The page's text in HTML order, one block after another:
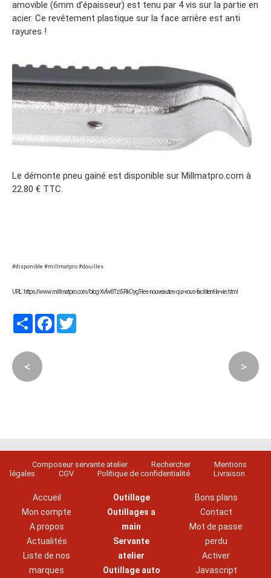
amovible (6mm d’épaisseur) est tenu par 4 vis sur la partie en
acier. Ce revêtement plastique sur la face arrière est anti
rayures !
Le démonte pneu gainé est disponible sur Millmatpro.com à
22.80 € TTC.
#disponible #millmatpro #douilles
URL : https://www.millmatpro.com/blog-Xvfw8Tzi5RkOygT-les-nouveautes-qui-vous-facilitent-la-vie.html
PartagerFacebook
< >
Composeur servante atelier Rechercher
Mentions
légales
CGV Politique de confidentialité Livraison
Accueil
Mon compte
A propos
Actualités
Liste de nos
marques
Outillage
Outillages a
main
Servante
atelier
Outillage auto
Bons plans
Contact
Mot de passe
perdu
Activer
Javascript